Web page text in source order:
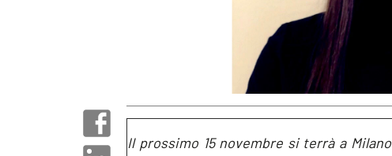
Il prossimo 15 novembre si terrà a